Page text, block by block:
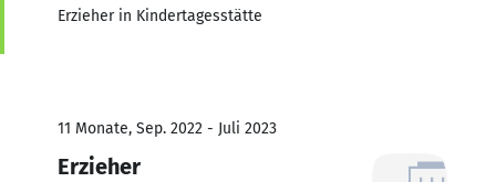
Erzieher in Kindertagesstätte
11 Monate, Sep. 2022 - Juli 2023
Erzieher